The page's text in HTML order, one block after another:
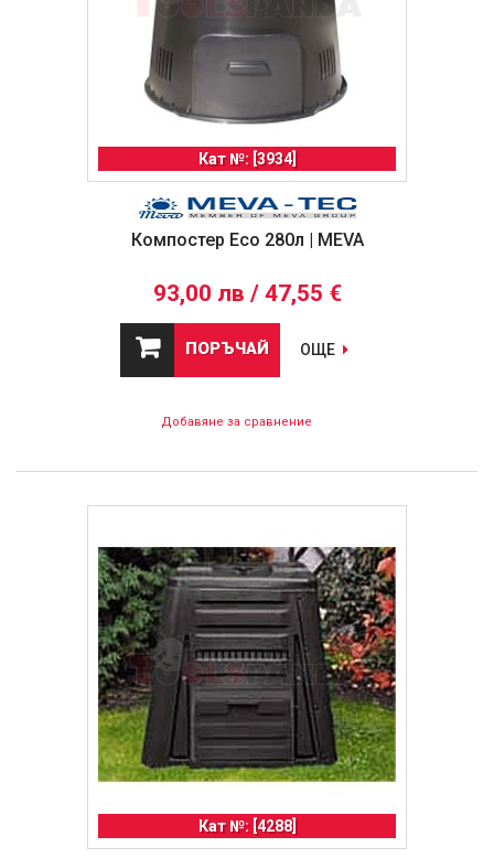
Кат №: [3934]
Компостер Eco 280л | MEVA
93,00 лв / 47,55 €
ПОРЪЧАЙ ОЩЕ
Добавяне за сравнение
Кат №: [4288]